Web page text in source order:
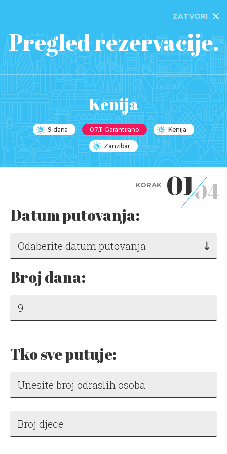
ZATVORI
Pregled rezervacije.
Kenija
9 dana 07.11 Garantirano Kenija
Zanzibar
KORAK 0104
Datum putovanja:
Odaberite datum putovanja
Broj dana:
Tko sve putuje: